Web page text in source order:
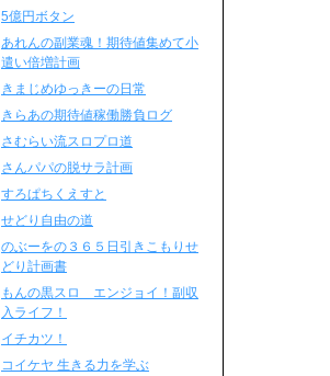
5億円ボタン
あれんの副業魂！期待値集めて小
遣い倍増計画
きまじめゆっきーの日常
きらあの期待値稼働勝負ログ
さむらい流スロプロ道
さんパパの脱サラ計画
すろぱちくえすと
せどり自由の道
のぶーをの３６５日引きこもりせ
どり計画書
もんの黒スロ エンジョイ！副収
入ライフ！
イチカツ！
コイケヤ 生きる力を学ぶ